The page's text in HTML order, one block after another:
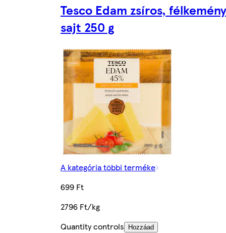
Tesco Edam zsíros, félkemény
sajt 250 g
A kategória többi terméke
699 Ft
2796 Ft/kg
Quantity controls
Hozzáad